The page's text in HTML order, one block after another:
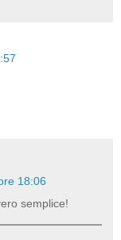
18:06
semplice!